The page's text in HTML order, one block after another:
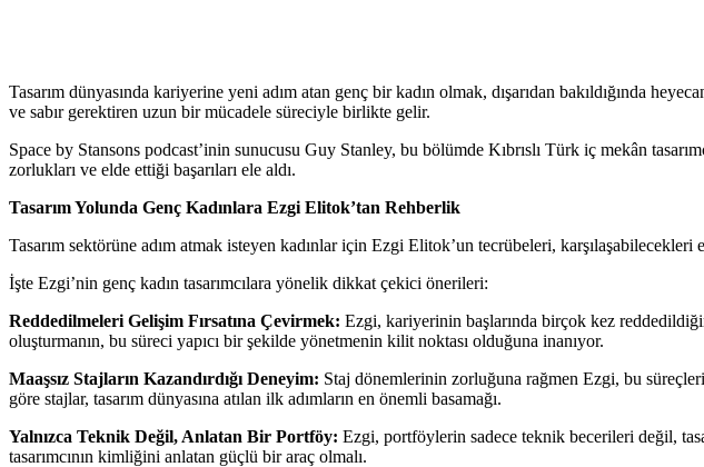
Tasarım dünyasında kariyerine yeni adım atan genç bir kadın olmak, dışarıdan bakıldığında
ve sabır gerektiren uzun bir mücadele süreciyle birlikte gelir.
Space by Stansons podcast’inin sunucusu Guy Stanley, bu bölümde Kıbrıslı Türk iç mekân
zorlukları ve elde ettiği başarıları ele aldı.
Tasarım Yolunda Genç Kadınlara Ezgi Elitok’tan Rehberlik
Tasarım sektörüne adım atmak isteyen kadınlar için Ezgi Elitok’un tecrübeleri,
İşte Ezgi’nin genç kadın tasarımcılara yönelik dikkat çekici önerileri:
Reddedilmeleri Gelişim Fırsatına Çevirmek: Ezgi, kariyerinin başlarında birçok kez
oluşturmanın, bu süreci yapıcı bir şekilde yönetmenin kilit noktası olduğuna inanıyor.
Maaşsız Stajların Kazandırdığı Deneyim: Staj dönemlerinin zorluğuna rağmen Ezgi, bu
göre stajlar, tasarım dünyasına atılan ilk adımların en önemli basamağı.
Yalnızca Teknik Değil, Anlatan Bir Portföy: Ezgi, portföylerin sadece teknik becerileri değil,
tasarımcının kimliğini anlatan güçlü bir araç olmalı.